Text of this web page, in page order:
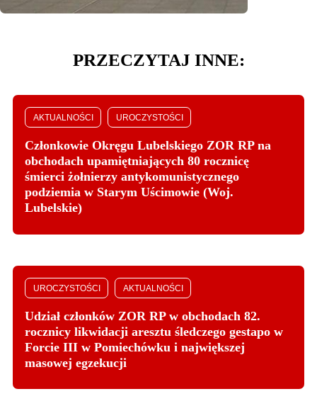
PRZECZYTAJ INNE:
AKTUALNOŚCI UROCZYSTOŚCI
Członkowie Okręgu Lubelskiego ZOR RP na
obchodach upamiętniających 80 rocznicę
śmierci żołnierzy antykomunistycznego
podziemia w Starym Uścimowie (Woj.
Lubelskie)
UROCZYSTOŚCI AKTUALNOŚCI
Udział członków ZOR RP w obchodach 82.
rocznicy likwidacji aresztu śledczego gestapo w
Forcie III w Pomiechówku i największej
masowej egzekucji